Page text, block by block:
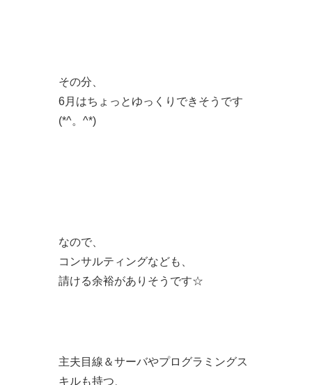
その分、
6月はちょっとゆっくりできそうです
(*^。^*)
なので、
コンサルティングなども、
請ける余裕がありそうです☆
主夫目線＆サーバやプログラミングス
キルも持つ、